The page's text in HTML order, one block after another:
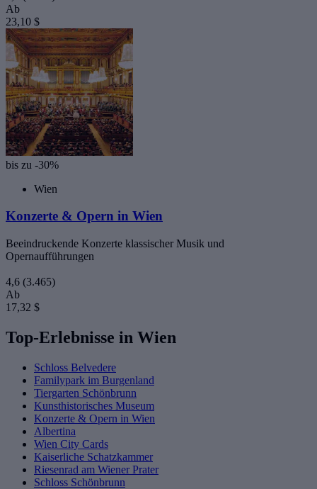
Ab
23,10 $
bis zu -30%
Wien
Konzerte & Opern in Wien
Beeindruckende Konzerte klassischer Musik und
Opernaufführungen
4,6 (3.465)
Ab
17,32 $
Top-Erlebnisse in Wien
Schloss Belvedere
Familypark im Burgenland
Tiergarten Schönbrunn
Kunsthistorisches Museum
Konzerte & Opern in Wien
Albertina
Wien City Cards
Kaiserliche Schatzkammer
Riesenrad am Wiener Prater
Schloss Schönbrunn